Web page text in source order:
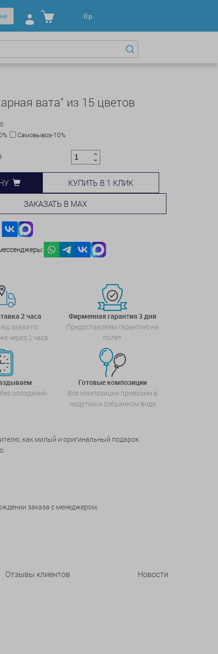
0р
вата" из 15 цветов
Самовывоз-10%
КУПИТЬ В 1 КЛИК
ЗАКАЗАТЬ В MAX
2 часа
заказ по
через 2 часа
Фирменная гарантия 3 дня
Предоставляем гарантию на
полет
опозданий
Готовые композиции
Все композиции привозим в
надутом и собранном виде
как милый и оригинальный подарок.
заказа с менеджером.
Отзывы клиентов Новости